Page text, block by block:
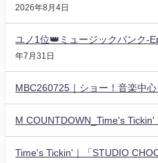
2026年8月4日
ユノ1位👑ミュージックバンク-
年7月31日
MBC260725｜ショー！音楽中心
M COUNTDOWN_Time's Tickin'
Time's Tickin'｜「STUDIO